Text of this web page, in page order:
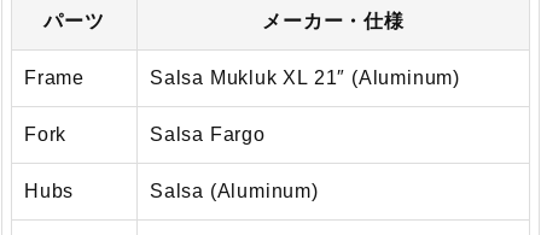
パーツ メーカー・仕様
Frame Salsa Mukluk XL 21″ (Aluminum)
Fork Salsa Fargo
Hubs Salsa (Aluminum)